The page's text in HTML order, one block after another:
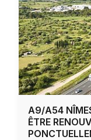
A9/A54
ÊTRE